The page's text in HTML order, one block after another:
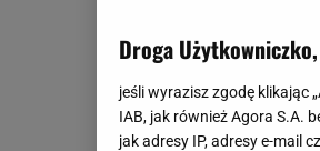
Droga
jeśli wyrazisz zgodę klikając
IAB, jak również Agora S.A.
jak adresy IP, adresy e-mail